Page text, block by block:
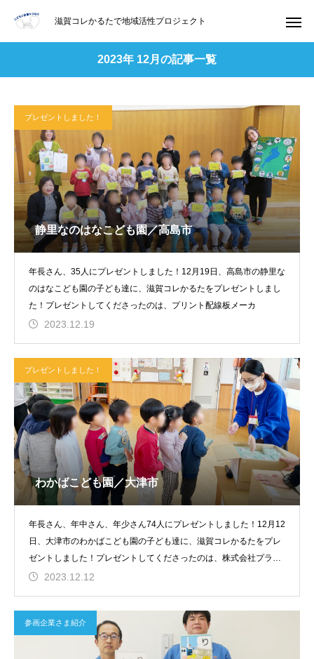
滋賀コレかるたで地域活性プロジェクト
2023年 12月の記事一覧
プレゼントしました！
静里なのはなこども園／高島市
年長さん、35人にプレゼントしました！12月19日、高島市の静里な
のはなこども園の子ども達に、滋賀コレかるたをプレゼントしまし
た！プレゼントしてくださったのは、プリント配線板メーカ
2023.12.19
プレゼントしました！
わかばこども園／大津市
年長さん、年中さん、年少さん74人にプレゼントしました！12月12
日、大津市のわかばこども園の子ども達に、滋賀コレかるたをプレ
ゼントしました！プレゼントしてくださったのは、株式会社プラス
ファ2023.12.12
参画企業さま紹介